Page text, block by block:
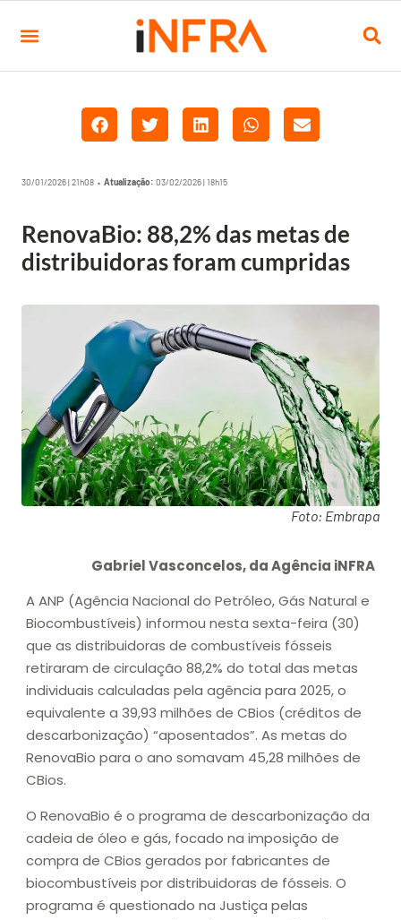
30/01/2026 | 21h08 • Atualização: 03/02/2026 | 18h15
RenovaBio: 88,2% das metas de
distribuidoras foram cumpridas
Foto: Embrapa
Gabriel Vasconcelos, da Agência iNFRA
A ANP (Agência Nacional do Petróleo, Gás Natural e
Biocombustíveis) informou nesta sexta-feira (30)
que as distribuidoras de combustíveis fósseis
retiraram de circulação 88,2% do total das metas
individuais calculadas pela agência para 2025, o
equivalente a 39,93 milhões de CBios (créditos de
descarbonização) “aposentados”. As metas do
RenovaBio para o ano somavam 45,28 milhões de
CBios.
O RenovaBio é o programa de descarbonização da
cadeia de óleo e gás, focado na imposição de
compra de CBios gerados por fabricantes de
biocombustíveis por distribuidoras de fósseis. O
programa é questionado na Justiça pelas